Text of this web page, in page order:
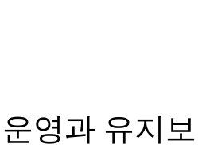
운영과 유지